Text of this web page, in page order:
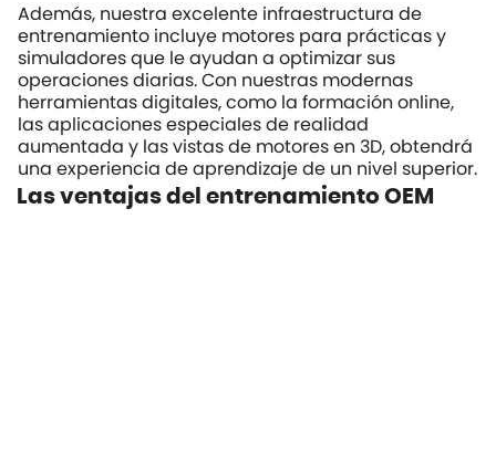
Además, nuestra excelente infraestructura de
entrenamiento incluye motores para prácticas y
simuladores que le ayudan a optimizar sus
operaciones diarias. Con nuestras modernas
herramientas digitales, como la formación online,
las aplicaciones especiales de realidad
aumentada y las vistas de motores en 3D, obtendrá
una experiencia de aprendizaje de un nivel superior.
Las ventajas del entrenamiento OEM